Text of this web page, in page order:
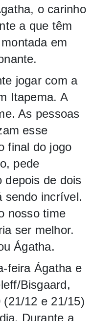
o carinho
a que têm
em
jogar com a
Itapema. A
As pessoas
esse
final do jogo
pede
depois de dois
sendo incrível.
nosso time
ser melhor.
Ágatha.
feira Ágatha e
Bisgaard,
12 e 21/15)
Durante a